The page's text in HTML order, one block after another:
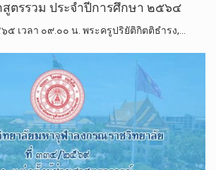
ตรรวม ประจำปีการศึกษา ๒๕๖๔
เวลา ๐๙.๐๐ น. พระครูปริยัติกิตติธำรง,…